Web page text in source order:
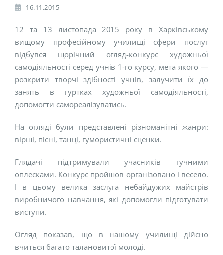
16.11.2015
12 та 13 листопада 2015 року в Харківському
вищому професійному училищі сфери послуг
відбувся щорічний огляд-конкурс художньої
самодіяльності серед учнів 1-го курсу, мета якого —
розкрити творчі здібності учнів, залучити їх до
занять в гуртках художньої самодіяльності,
допомогти самореалізуватись.
На огляді були представлені різноманітні жанри:
вірші, пісні, танці, гумористичні сценки.
Глядачі підтримували учасників гучними
оплесками. Конкурс пройшов організовано і весело.
І в цьому велика заслуга небайдужих майстрів
виробничого навчання, які допомогли підготувати
виступи.
Огляд показав, що в нашому училищі дійсно
вчиться багато талановитої молоді.